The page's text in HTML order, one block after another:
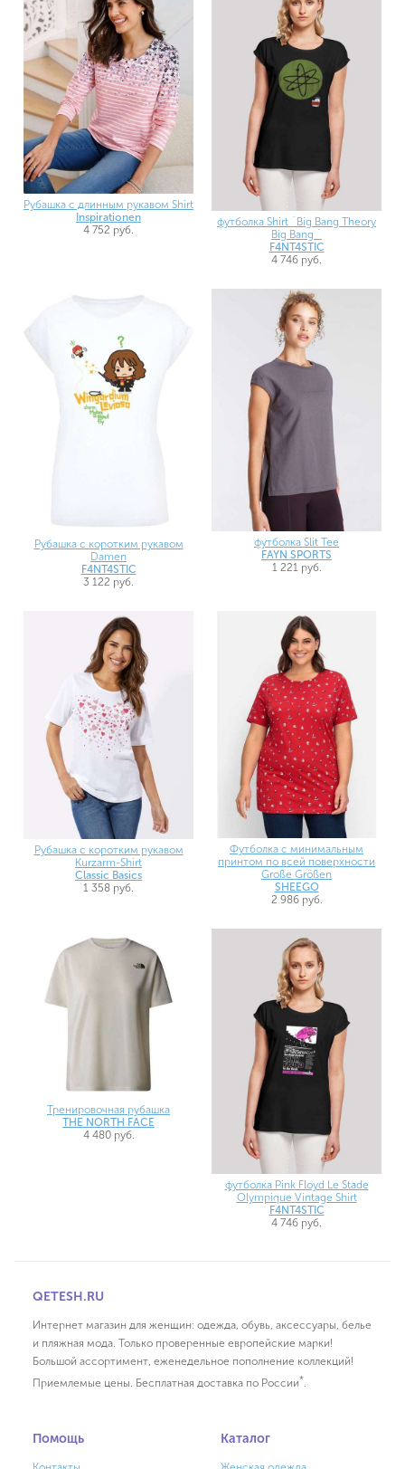
Рубашка с длинным рукавом Shirt
Inspirationen
4 752 руб.
футболка Shirt `Big Bang Theory
Big Bang `
F4NT4STIC
4 746 руб.
Рубашка с коротким рукавом
Damen
F4NT4STIC
3 122 руб.
футболка Slit Tee
FAYN SPORTS
1 221 руб.
Рубашка с коротким рукавом
Kurzarm-Shirt
Classic Basics
1 358 руб.
Футболка с минимальным
принтом по всей поверхности
Große Größen
SHEEGO
2 986 руб.
Тренировочная рубашка
THE NORTH FACE
4 480 руб.
футболка Pink Floyd Le Stade
Olympique Vintage Shirt
F4NT4STIC
4 746 руб.
QETESH.RU
Интернет магазин для женщин: одежда, обувь, аксессуары, белье
и пляжная мода. Только проверенные европейские марки!
Большой ассортимент, еженедельное пополнение коллекций!
Приемлемые цены. Бесплатная доставка по России*
Помощь Каталог